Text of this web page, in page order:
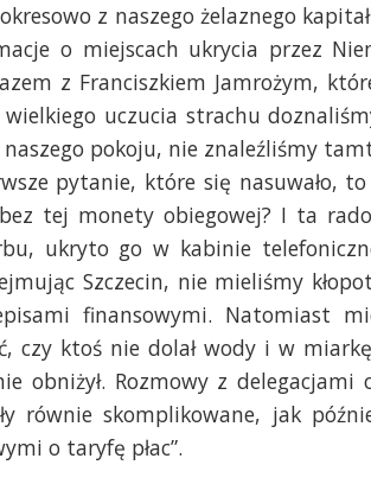
z naszego żelaznego
o miejscach ukrycia przez
z Franciszkiem Jamrożym,
wielkiego uczucia strachu
pokoju, nie znaleźliśmy
pytanie, które się
tej monety obiegowej? I ta
ukryto go w kabinie
Szczecin, nie mieliśmy
finansowymi. Natomiast
czy ktoś nie dolał wody i w
obniżył. Rozmowy z
równie skomplikowane, jak
o taryfę płac”.